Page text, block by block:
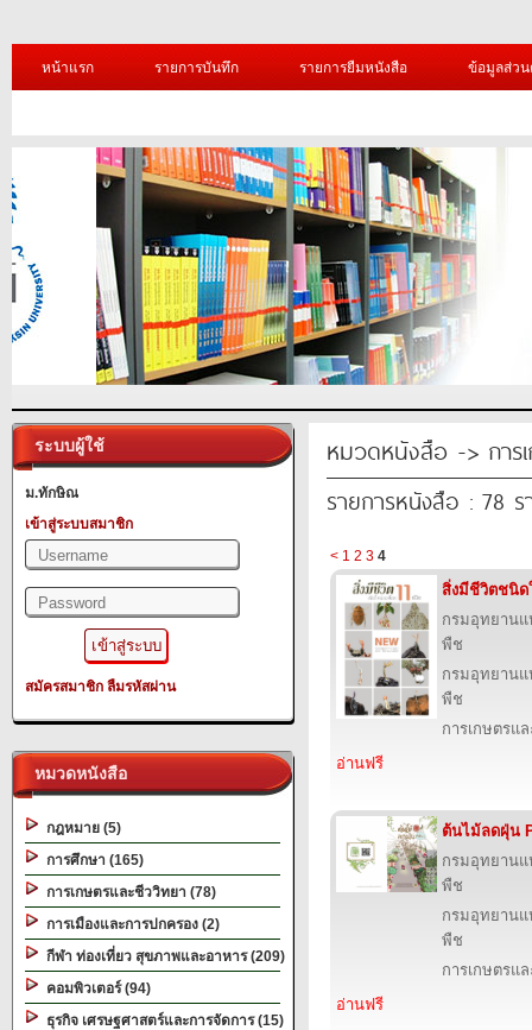
หน้าแรก รายการบันทึก รายการยืมหนังสือ ข้อมูลส่ว
ระบบผู้ใช้
ม.ทักษิณ
เข้าสู่ระบบสมาชิก
สมัครสมาชิก ลืมรหัสผ่าน
หมวดหนังสือ
กฎหมาย (5)
การศึกษา (165)
การเกษตรและชีววิทยา (78)
การเมืองและการปกครอง (2)
กีฬา ท่องเที่ยว สุขภาพและอาหาร (209)
คอมพิวเตอร์ (94)
ธุรกิจ เศรษฐศาสตร์และการจัดการ (15)
หมวดหนังสือ -> การ
รายการหนังสือ : 78 ร
< 1 2 3 4
สิ่งมีชีวิตชนิด
กรมอุทยาน
พืช
กรมอุทยาน
พืช
การเกษตรแ
อ่านฟรี
ต้นไม้ลดฝุ่น
กรมอุทยาน
พืช
กรมอุทยาน
พืช
การเกษตรแ
อ่านฟรี